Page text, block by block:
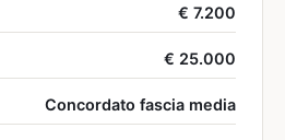
€ 7.200
€ 25.000
Concordato fascia media